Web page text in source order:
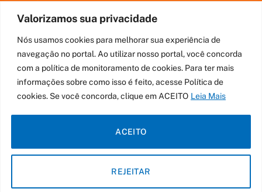
Valorizamos sua privacidade
Nós usamos cookies para melhorar sua experiência de
navegação no portal. Ao utilizar nosso portal, você concorda
com a política de monitoramento de cookies. Para ter mais
informações sobre como isso é feito, acesse Política de
cookies. Se você concorda, clique em ACEITO Leia Mais
REJEITAR
ACEITO
Todos os direitos reservados a Prefeitura Municipal de Ulianópolis
Mapa do Site Acessar Área Administrativa Acessar o Webmail